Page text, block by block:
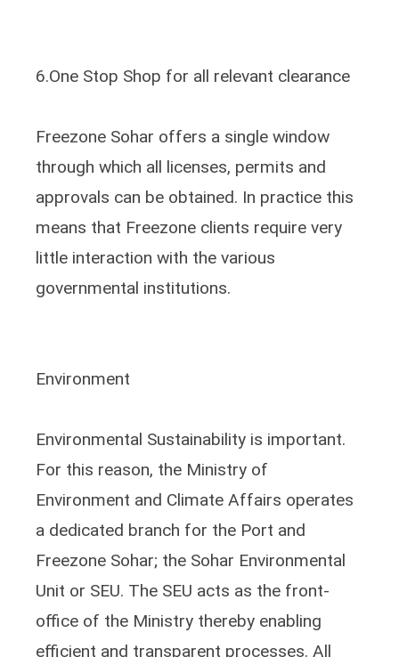
6.One Stop Shop for all relevant clearance
Freezone Sohar offers a single window
through which all licenses, permits and
approvals can be obtained. In practice this
means that Freezone clients require very
little interaction with the various
governmental institutions.
Environment
Environmental Sustainability is important.
For this reason, the Ministry of
Environment and Climate Affairs operates
a dedicated branch for the Port and
Freezone Sohar; the Sohar Environmental
Unit or SEU. The SEU acts as the front-
office of the Ministry thereby enabling
efficient and transparent processes. All